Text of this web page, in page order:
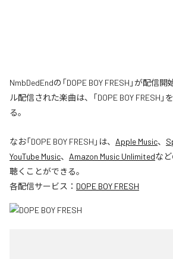
NmbDedEndの「DOPE BOY FRESH」が配信
ル配信された楽曲は、「DOPE BOY FRESH
る。
なお「DOPE BOY FRESH 」は、 Apple Music、
YouTube Music、 Amazon Music Unlimitedな
聴くことができる。
各配信サービス： DOPE BOY FRESH